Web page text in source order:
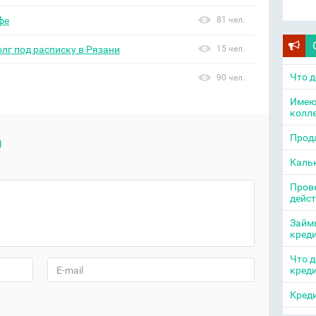
81 чел.
под расписку в Рязани 15 чел.
90 чел. Что
Что